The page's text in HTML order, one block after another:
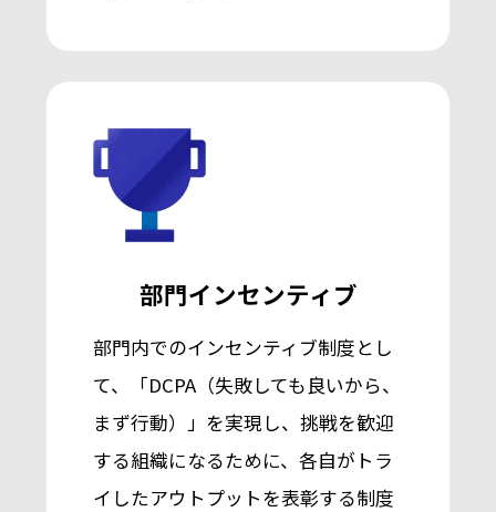
部門インセンティブ
部門内でのインセンティブ制度とし
て、「DCPA（失敗しても良いから、
まず行動）」を実現し、挑戦を歓迎
する組織になるために、各自がトラ
イしたアウトプットを表彰する制度